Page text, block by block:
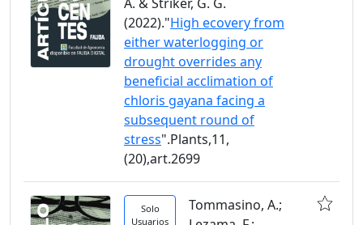
(2022)."High ecovery from
either waterlogging or
drought overrides any
beneficial acclimation of
chloris gayana facing a
subsequent round of
stress".Plants,11,
(20),art.2699
Solo
Usuarios
Tommasino, A.;